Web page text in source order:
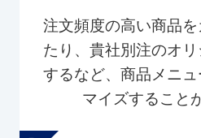
注文頻度の高い商品
たり、貴社別注のオ
するなど、商品メニ
マイズすること